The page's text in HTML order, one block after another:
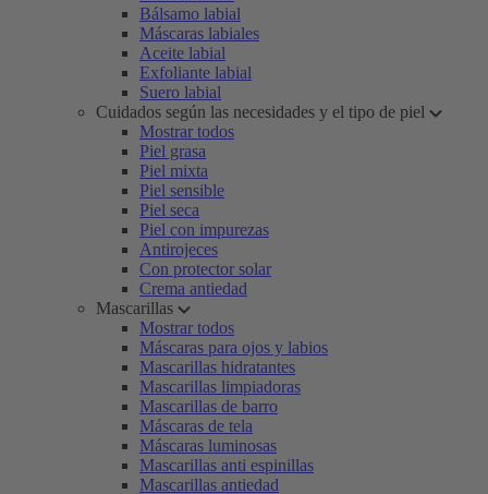
Bálsamo labial
Máscaras labiales
Aceite labial
Exfoliante labial
Suero labial
Cuidados según las necesidades y el tipo de piel
Mostrar todos
Piel grasa
Piel mixta
Piel sensible
Piel seca
Piel con impurezas
Antirojeces
Con protector solar
Crema antiedad
Mascarillas
Mostrar todos
Máscaras para ojos y labios
Mascarillas hidratantes
Mascarillas limpiadoras
Mascarillas de barro
Máscaras de tela
Máscaras luminosas
Mascarillas anti espinillas
Mascarillas antiedad